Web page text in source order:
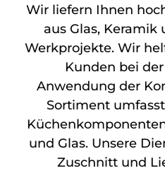
Wir liefern Ihnen
aus Glas,
Werkprojekte. Wir
Kunden bei
Anwendung der
Sortiment
und Glas. Unsere
Zuschnitt und